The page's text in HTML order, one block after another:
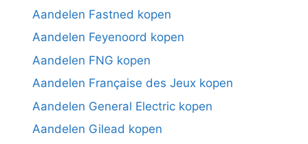
Aandelen Fastned kopen
Aandelen Feyenoord kopen
Aandelen FNG kopen
Aandelen Française des Jeux kopen
Aandelen General Electric kopen
Aandelen Gilead kopen